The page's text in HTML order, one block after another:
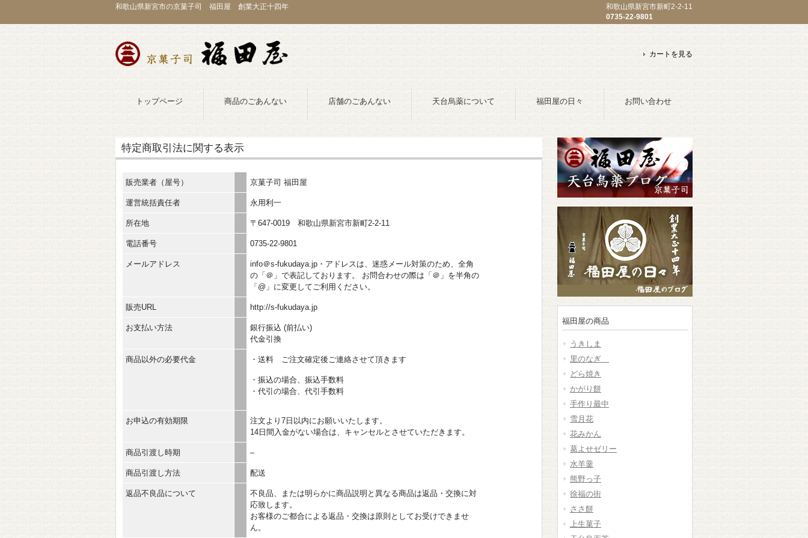
和歌山県新宮市の京菓子司 福田屋 創業大正十四年
和歌山県新宮市新町2-2-11
0735-22-9801
カートを見る
トップページ 商品のごあんない 店舗のごあんない 天台烏薬について 福田屋の日々 お問い合わせ
特定商取引法に関する表示
販売業者（屋号） 京菓子司 福田屋
運営統括責任者 永用利一
所在地 〒647-0019 和歌山県新宮市新町2-2-11
電話番号 0735-22-9801
メールアドレス
info＠s-fukudaya.jp・アドレスは、迷惑メール対策のため、全角
の「＠」で表記しております。 お問合わせの際は「＠」を半角の
「@」に変更してご利用ください。
販売URL http://s-fukudaya.jp
お支払い方法
銀行振込 (前払い)
代金引換
商品以外の必要代金 ・送料 ご注文確定後ご連絡させて頂きます
・振込の場合、振込手数料
・代引の場合、代引手数料
お申込の有効期限
注文より7日以内にお願いいたします。
14日間入金がない場合は、キャンセルとさせていただきます。
商品引渡し時期 –
商品引渡し方法 配送
返品不良品について
不良品、または明らかに商品説明と異なる商品は返品・交換に対
応致します。
お客様のご都合による返品・交換は原則としてお受けできませ
ん。
福田屋の商品
うきしま
里のなぎ
どら焼き
かがり餅
手作り最中
雪月花
花みかん
葛よせゼリー
水羊羹
熊野っ子
徐福の街
ささ餅
上生菓子